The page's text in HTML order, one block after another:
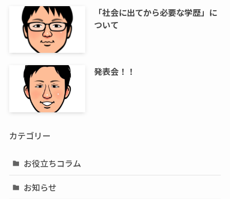
「社会に出てから必要な学歴」に
ついて
発表会！！
カテゴリー
お役立ちコラム
お知らせ